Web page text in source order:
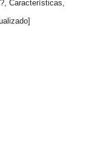
Características,